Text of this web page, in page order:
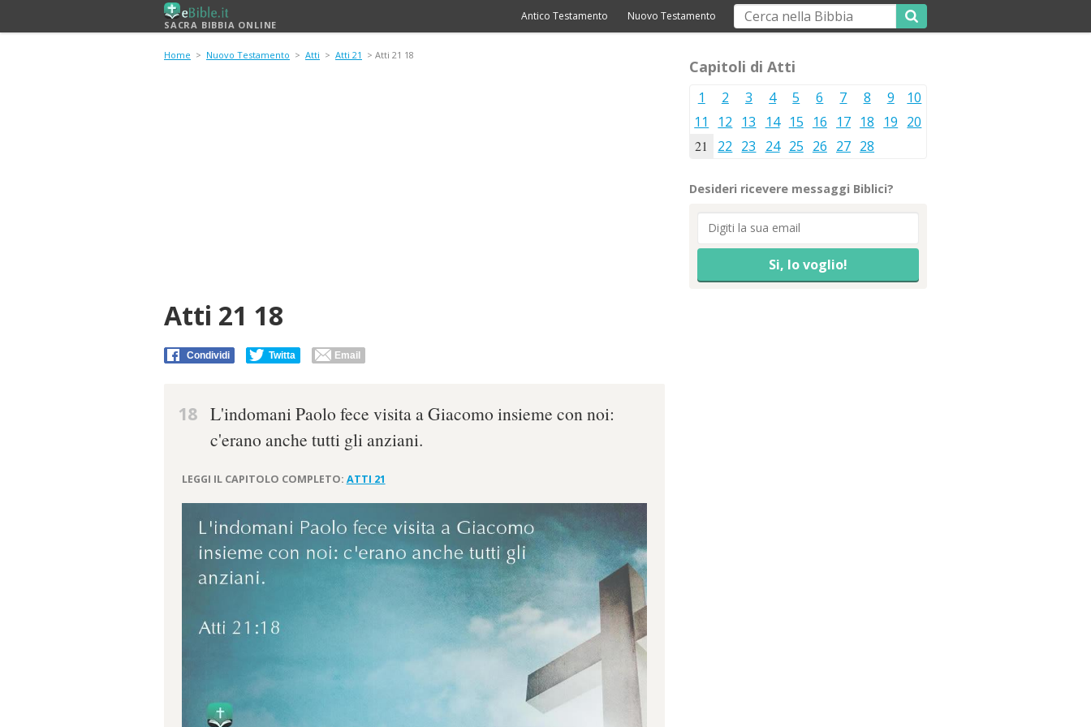
SACRA BIBBIA ONLINE
Antico Testamento Nuovo Testamento
Home > Nuovo Testamento > Atti > Atti 21 > Atti 21 18
Atti 21 18
Condividi Twitta Email
18 L'indomani Paolo fece visita a Giacomo insieme con noi:
c'erano anche tutti gli anziani.
LEGGI IL CAPITOLO COMPLETO: ATTI 21
Capitoli di Atti
1 2 3 4 5 6 7 8 9
10
11
12 13 14 15 16 17 18 19 20
21 22 23 24 25 26 27 28
Desideri ricevere messaggi Biblici?